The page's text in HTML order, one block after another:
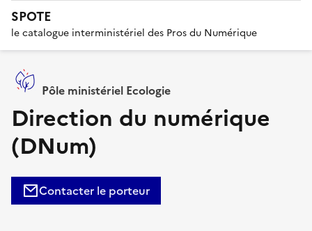
SPOTE
le catalogue interministériel des Pros du Numérique
Pôle ministériel Ecologie
Direction du numérique
(DNum)
Contacter le porteur